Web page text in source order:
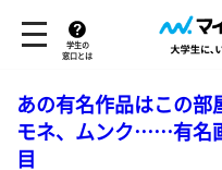
学生の
窓口とは
あの有名作品はこの部
モネ、ムンク……有名
目